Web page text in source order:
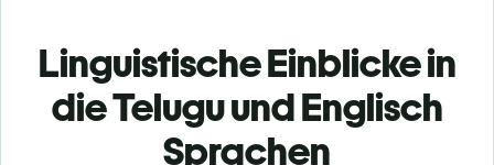
Linguistische Einblicke in
die Telugu und Englisch
Sprachen